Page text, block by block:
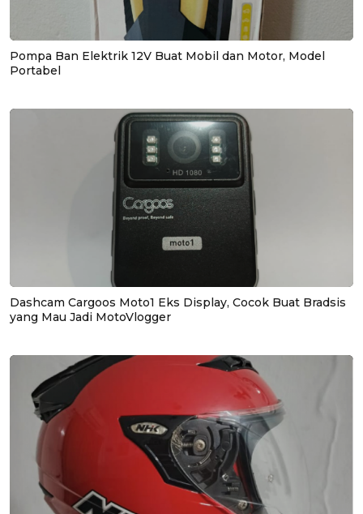
Pompa Ban Elektrik 12V Buat Mobil dan Motor, Model
Portabel
Dashcam Cargoos Moto1 Eks Display, Cocok Buat Bradsis
yang Mau Jadi MotoVlogger